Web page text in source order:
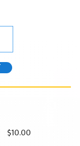
$10.00